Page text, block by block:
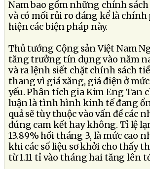
Nam bao gồm những chính
và có mối rủi ro đáng kể là
hiện các biện pháp này.
Thủ tướng Cộng sản Việt Nam
tăng trưởng tín dụng vào năm
và ra lệnh siết chặt chính sách
thang vì giá xăng, giá điện ở
yếu. Phân tích gia Kim Eng Tan
luận là tình hình kinh tế đang
quả sẽ tùy thuộc vào vấn đề các
đúng cam kết hay không. Tỉ lệ
13.89% hồi tháng 3, là mức cao
khi các số liệu sơ khởi cho thấy
từ 1.11 tỉ vào tháng hai tăng lên